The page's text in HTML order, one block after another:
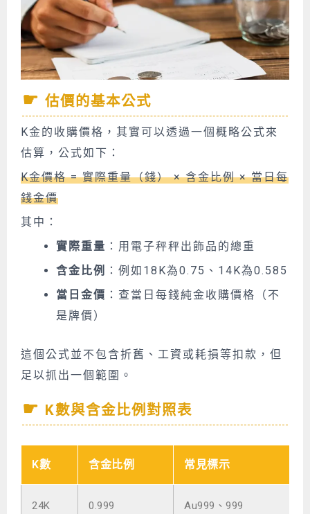
估價的基本公式
K金的收購價格，其實可以透過一個概略公式來
估算，公式如下：
K金價格 = 實際重量（錢） × 含金比例 × 當日每
錢金價
其中：
實際重量 ：用電子秤秤出飾品的總重
含金比例
：例如18K為0.75、14K為0.585
當日金價 ：查當日每錢純金收購價格（不
是牌價）
這個公式並不包含折舊、工資或耗損等扣款，但
足以抓出一個範圍。
K數與含金比例對照表
K數 含金比例 常見標示
24K 0.999 Au999、999